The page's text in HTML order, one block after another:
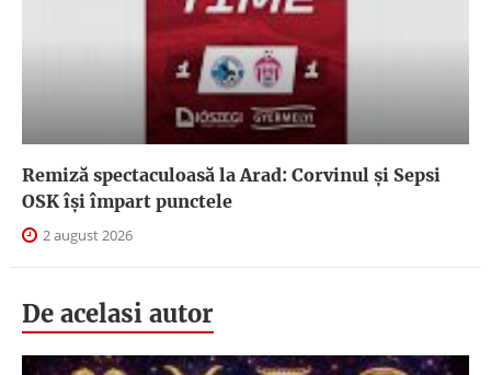
Remiză spectaculoasă la Arad: Corvinul și Sepsi
OSK îşi împart punctele
2 august 2026
De acelasi autor